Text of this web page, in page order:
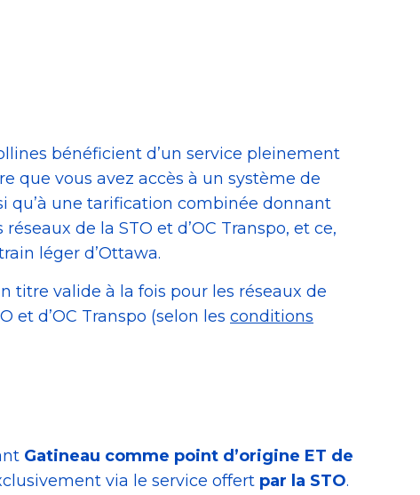
bénéficient d’un service pleinement
que vous avez accès à un système de
qu’à une tarification combinée donnant
de la STO et d’OC Transpo, et ce,
léger d’Ottawa.
titre valide à la fois pour les réseaux de
et d’OC Transpo (selon les conditions
Gatineau comme point d’origine ET de
via le service offert par la STO.